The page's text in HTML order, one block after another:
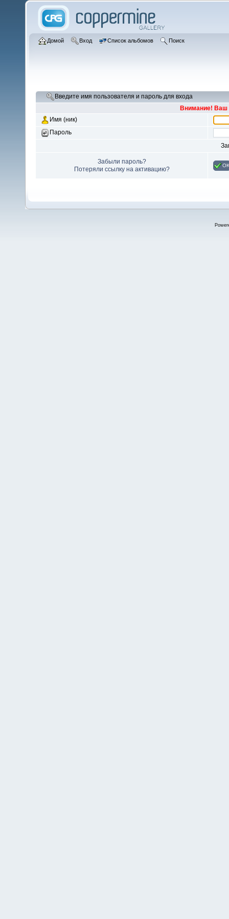
Домой Вход Список альбомов Поиск
Введите имя пользователя и пароль для входа
Внимание! Ваш
Имя (ник)
Пароль
Забыли пароль?
Потеряли ссылку на активацию?